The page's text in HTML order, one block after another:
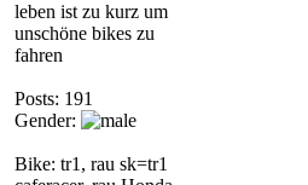
leben ist zu kurz um
unschöne bikes zu
fahren
Posts: 191
Gender:
Bike: tr1, rau sk=tr1